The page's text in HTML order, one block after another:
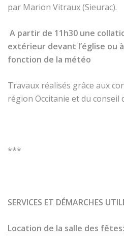
par Marion Vitraux (Sieurac).
A partir de 11h30 une
extérieur devant l’église ou
fonction de la météo
Travaux réalisés grâce aux
région Occitanie et du
***
SERVICES ET DÉMARCHES
Location de la salle des fêtes: